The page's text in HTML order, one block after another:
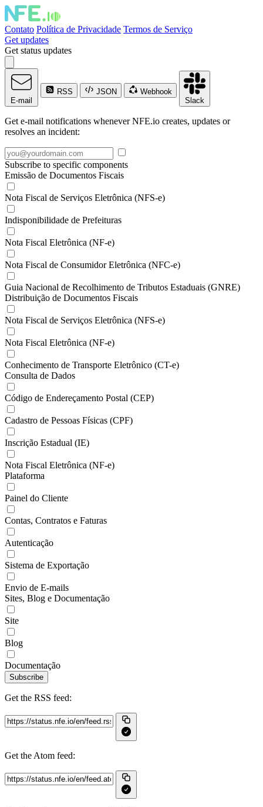
Contato Política de Privacidade Termos de Serviço
Get updates
Get status updates
E-mail
RSS JSON
Webhook
Slack
Get e-mail notifications whenever NFE.io creates, updates or
resolves an incident:
Subscribe to specific components
Emissão de Documentos Fiscais
Nota Fiscal de Serviços Eletrônica (NFS-e)
Indisponibilidade de Prefeituras
Nota Fiscal Eletrônica (NF-e)
Nota Fiscal de Consumidor Eletrônica (NFC-e)
Guia Nacional de Recolhimento de Tributos Estaduais (GNRE)
Distribuição de Documentos Fiscais
Nota Fiscal de Serviços Eletrônica (NFS-e)
Nota Fiscal Eletrônica (NF-e)
Conhecimento de Transporte Eletrônico (CT-e)
Consulta de Dados
Código de Endereçamento Postal (CEP)
Cadastro de Pessoas Físicas (CPF)
Inscrição Estadual (IE)
Nota Fiscal Eletrônica (NF-e)
Plataforma
Painel do Cliente
Contas, Contratos e Faturas
Autenticação
Sistema de Exportação
Envio de E-mails
Sites, Blog e Documentação
Site
Blog
Documentação
Subscribe
Get the RSS feed:
Get the Atom feed: